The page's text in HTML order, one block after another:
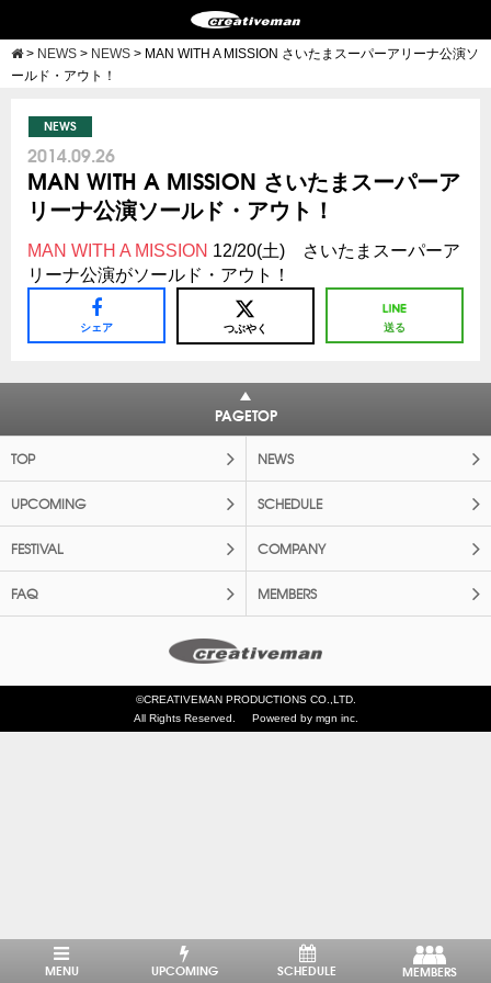
> NEWS > NEWS > MAN WITH A MISSION さいたまスーパーアリーナ公演ソ
ールド・アウト！
NEWS
2014.09.26
MAN WITH A MISSION さいたまスーパーア
リーナ公演ソールド・アウト！
MAN WITH A MISSION 12/20(土) さいたまスーパーア
リーナ公演がソールド・アウト！
シェア つぶやく 送る
PAGETOP
TOP NEWS
UPCOMING SCHEDULE
FESTIVAL COMPANY
FAQ MEMBERS
©CREATIVEMAN PRODUCTIONS CO.,LTD.
All Rights Reserved.
Powered by mgn inc.
MENU UPCOMING SCHEDULE MEMBERS